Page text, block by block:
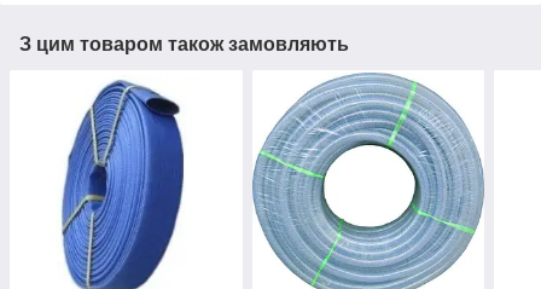
З цим товаром також замовляють